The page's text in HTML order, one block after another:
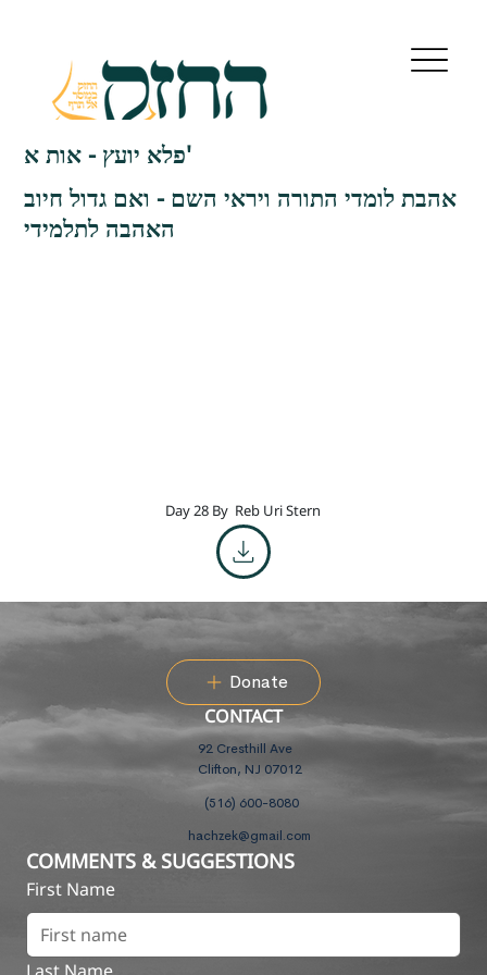
פלא יועץ - אות א'
אהבת לומדי התורה ויראי השם - ואם גדול חיוב
האהבה לתלמידי
Day 28 By Reb Uri Stern
Donate
CONTACT
92 Cresthill Ave
Clifton, NJ 07012
(516) 600-8080
hachzek@gmail.com
COMMENTS & SUGGESTIONS
First Name